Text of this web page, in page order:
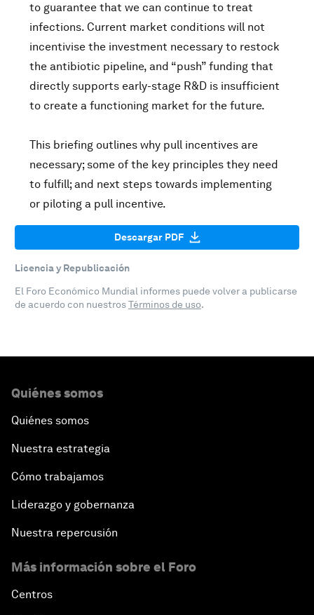
to guarantee that we can continue to treat
infections. Current market conditions will not
incentivise the investment necessary to restock
the antibiotic pipeline, and “push” funding that
directly supports early-stage R&D is insufficient
to create a functioning market for the future.
This briefing outlines why pull incentives are
necessary; some of the key principles they need
to fulfill; and next steps towards implementing
or piloting a pull incentive.
Descargar PDF
Licencia y Republicación
El Foro Económico Mundial informes puede volver a publicarse
de acuerdo con nuestrosTérminos de uso.
Quiénes somos
Quiénes somos
Nuestra estrategia
Cómo trabajamos
Liderazgo y gobernanza
Nuestra repercusión
Más información sobre el Foro
Centros